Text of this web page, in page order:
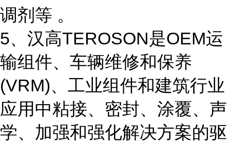
调剂等 。
5、汉高TEROSON是OEM运
输组件、车辆维修和保养
(VRM)、工业组件和建筑行业
应用中粘接、密封、涂覆、声
学、加强和强化解决方案的驱